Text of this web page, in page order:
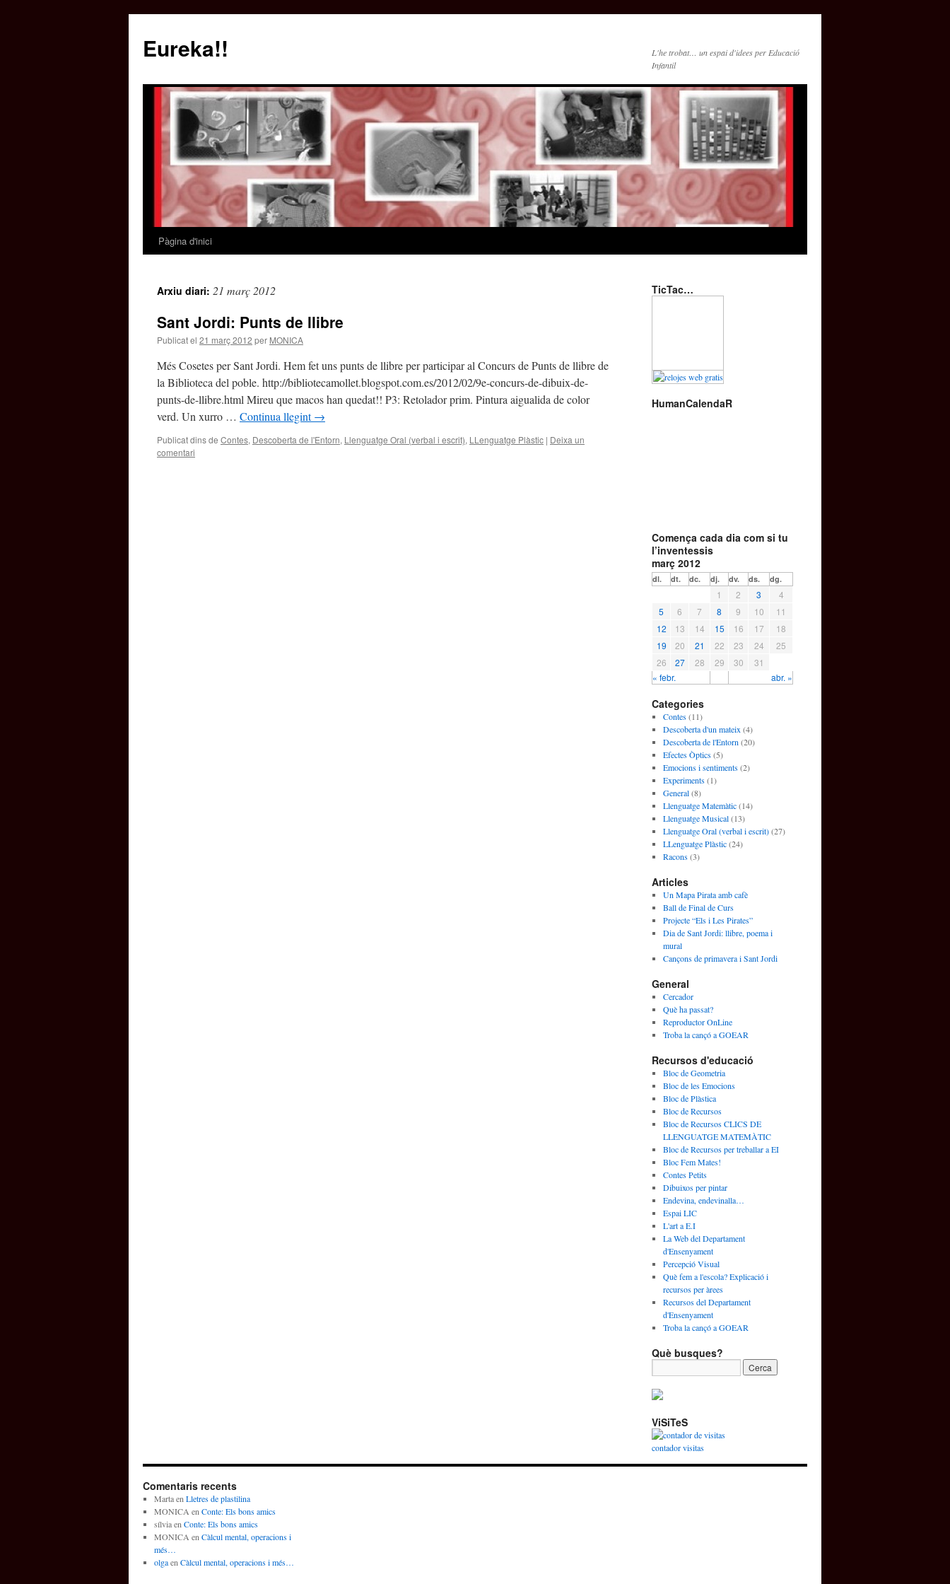
Eureka!!
L'he trobat… un espai d'idees per Educació
Infantil
Vés
contingut
Pàgina d'inici
Arxiu diari: 21 març 2012
Sant Jordi: Punts de llibre
Publicat el 21 març 2012 per MONICA
Més Cosetes per Sant Jordi. Hem fet uns punts de llibre per participar al Concurs de Punts de llibre de
la Biblioteca del poble. http://bibliotecamollet.blogspot.com.es/2012/02/9e-concurs-de-dibuix-de-
punts-de-llibre.html Mireu que macos han quedat!! P3: Retolador prim. Pintura aigualida de color
verd. Un xurro … Continua llegint→
Publicat dins de Contes, Descoberta de l'Entorn, Llenguatge Oral (verbal i escrit), LLenguatge Plàstic | Deixa un
comentari
TicTac…
HumanCalendaR
Comença cada dia com si tu
l’inventessis
març 2012
dl. dt. dc. dj. dv. ds. dg.
« febr. abr. »
1 2 3
4
5
6 7 8 9 10
11
12
13 14 15 16 17
18
19
20 21 22 23 24
25
26
27 28 29 30 31
Categories
Contes(11)
Descoberta d'un mateix (4)
Descoberta de l'Entorn (20)
Efectes Òptics(5)
Emocions i sentiments(2)
Experiments(1)
General(8)
Llenguatge Matemàtic(14)
Llenguatge Musical(13)
Llenguatge Oral (verbal i escrit)(27)
LLenguatge Plàstic(24)
Racons(3)
Articles
Un Mapa Pirata amb cafè
Ball de Final de Curs
Projecte “Els i Les Pirates”
Dia de Sant Jordi: llibre, poema i
mural
Cançons de primavera i Sant Jordi
General
Cercador
Què ha passat?
Reproductor OnLine
Troba la cançó a GOEAR
Recursos d'educació
Bloc de Geometria
Bloc de les Emocions
Bloc de Plàstica
Bloc de Recursos
Bloc de Recursos CLICS DE
LLENGUATGE MATEMÀTIC
Bloc de Recursos per treballar a EI
Bloc Fem Mates!
Contes Petits
Dibuixos per pintar
Endevina, endevinalla…
Espai LIC
L'art a E.I
La Web del Departament
d'Ensenyament
Percepció Visual
Què fem a l'escola? Explicació i
recursos per àrees
Recursos del Departament
d'Ensenyament
Troba la cançó a GOEAR
Què busques?
ViSiTeS
contador visitas
Comentaris recents
Martaen Lletres de plastilina
MONICA en Conte: Els bons amics
sílviaen Conte: Els bons amics
MONICA en Càlcul mental, operacions i
més…
olgaen Càlcul mental, operacions i més…